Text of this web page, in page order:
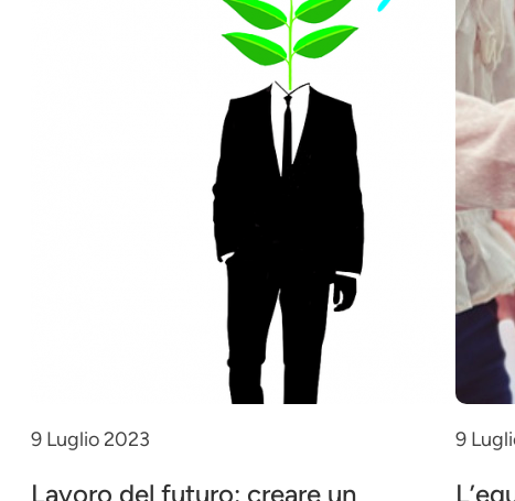
9 Luglio 2023
Lavoro del futuro: creare un
9